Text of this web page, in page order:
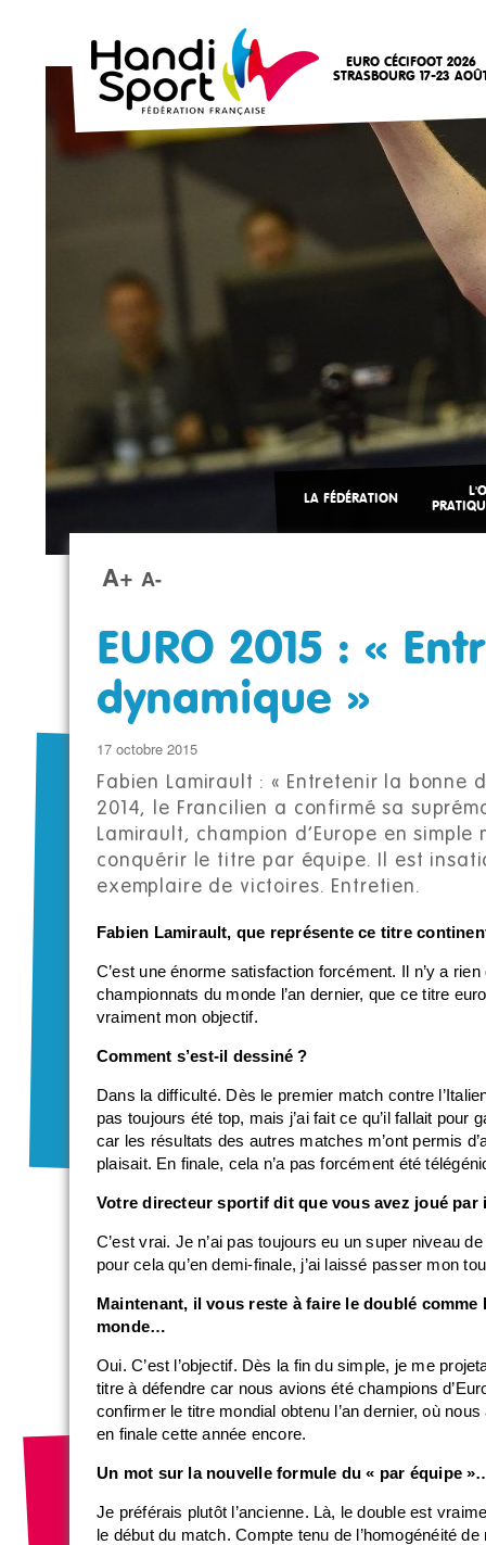
EURO CÉCIFOOT 2026
STRASBOURG 17-23
LA FÉDÉRATION
A+ A-
EURO 2015 : «
dynamique »
17 octobre 2015
Fabien Lamirault : « Entretenir la bonne
2014, le Francilien a confirmé sa
Lamirault, champion d’Europe en
conquérir le titre par équipe. Il est
exemplaire de victoires. Entretien.
Fabien Lamirault, que représente ce titre
C’est une énorme satisfaction forcément. Il n’y a
championnats du monde l’an dernier, que ce titre
vraiment mon objectif.
Comment s’est-il dessiné ?
Dans la difficulté. Dès le premier match contre
pas toujours été top, mais j’ai fait ce qu’il fallait pour
car les résultats des autres matches m’ont permis
plaisait. En finale, cela n’a pas forcément été
Votre directeur sportif dit que vous avez joué
C’est vrai. Je n’ai pas toujours eu un super niveau
pour cela qu’en demi-finale, j’ai laissé passer mon
Maintenant, il vous reste à faire le doublé comme
monde…
Oui. C’est l’objectif. Dès la fin du simple, je me
titre à défendre car nous avions été champions
confirmer le titre mondial obtenu l’an dernier, où
en finale cette année encore.
Un mot sur la nouvelle formule du « par équipe
Je préférais plutôt l’ancienne. Là, le double est
le début du match. Compte tenu de l’homogénéité